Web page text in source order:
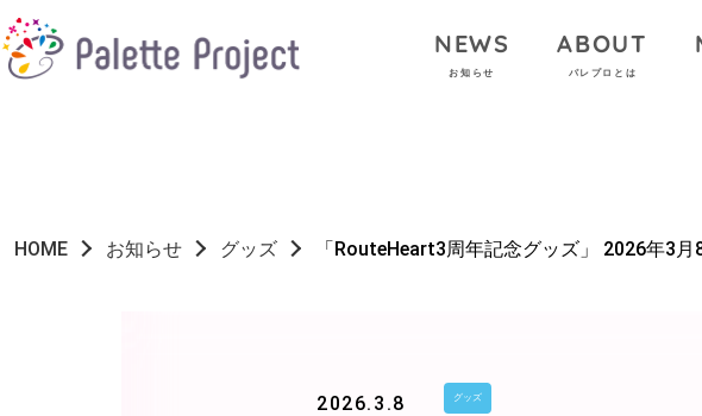
NEWS
お知らせ
ABOUT
パレプロとは
HOME お知らせ グッズ 「RouteHeart3周年記念グッズ」 2026年3
2026.3.8 グッズ